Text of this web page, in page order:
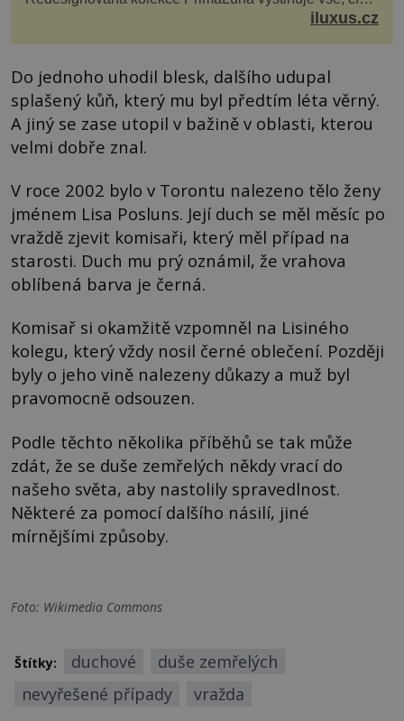
je značka Longines dnes a čím byla i před sto dvacet...
iluxus.cz
Do jednoho uhodil blesk, dalšího udupal
splašený kůň, který mu byl předtím léta věrný.
A jiný se zase utopil v bažině v oblasti, kterou
velmi dobře znal.
V roce 2002 bylo v Torontu nalezeno tělo ženy
jménem Lisa Posluns. Její duch se měl měsíc po
vraždě zjevit komisaři, který měl případ na
starosti. Duch mu prý oznámil, že vrahova
oblíbená barva je černá.
Komisař si okamžitě vzpomněl na Lisiného
kolegu, který vždy nosil černé oblečení. Později
byly o jeho vině nalezeny důkazy a muž byl
pravomocně odsouzen.
Podle těchto několika příběhů se tak může
zdát, že se duše zemřelých někdy vrací do
našeho světa, aby nastolily spravedlnost.
Některé za pomocí dalšího násilí, jiné
mírnějšími způsoby.
Foto: Wikimedia Commons
Štítky: duchové
duše zemřelých
nevyřešené případy
vražda